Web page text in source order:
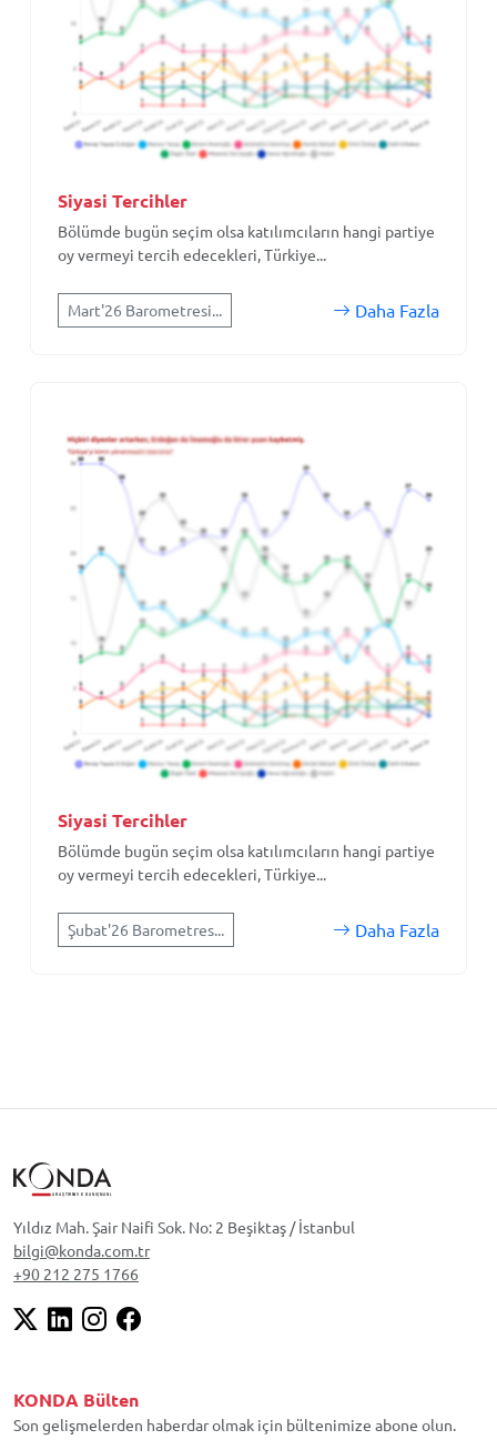
Siyasi Tercihler
Bölümde bugün seçim olsa katılımcıların hangi partiye
oy vermeyi tercih edecekleri, Türkiye...
Mart'26 Barometresi... Daha Fazla
Siyasi Tercihler
Bölümde bugün seçim olsa katılımcıların hangi partiye
oy vermeyi tercih edecekleri, Türkiye...
Şubat'26 Barometres... Daha Fazla
Yıldız Mah. Şair Naifi Sok. No: 2 Beşiktaş / İstanbul
bilgi@konda.com.tr
+90 212 275 1766
KONDA Bülten
Son gelişmelerden haberdar olmak için bültenimize abone olun.